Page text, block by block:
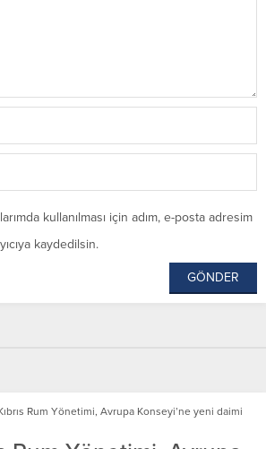
kullanılması için adım, e-posta adresim
kaydedilsin.
Rum Yönetimi, Avrupa Konseyi’ne yeni daimi